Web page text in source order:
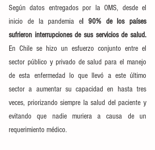
Según datos entregados por la OMS, desde el
inicio de la pandemia e l 90% de los países
sufrieron interrupciones de sus servicios de salud.
En Chile se hizo un esfuerzo conjunto entre el
sector público y privado de salud para el manejo
de esta enfermedad lo que llevó a este último
sector a aumentar su capacidad en hasta tres
veces, priorizando siempre la salud del paciente y
evitando que nadie muriera a causa de un
requerimiento médico.